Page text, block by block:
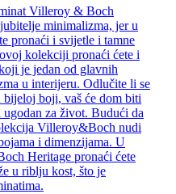
Villeroy & Boch
minimalizma, jer u
pronaći i svijetle i tamne
kolekciji pronaći ćete i
je jedan od glavnih
u interijeru. Odlučite li se
bijeloj boji, vaš će dom biti
ugodan za život. Budući da
Villeroy&Boch nudi
i dimenzijama. U
Heritage pronaći ćete
u riblju kost, što je